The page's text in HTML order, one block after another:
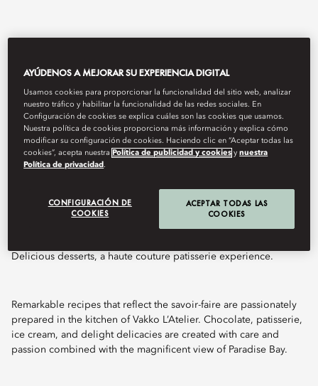
View All
VAKKO L'ATELIER
Delicious desserts, a haute couture patisserie experience.
Remarkable recipes that reflect the savoir-faire are passionately
prepared in the kitchen of Vakko L’Atelier. Chocolate, patisserie,
ice cream, and delight delicacies are created with care and
passion combined with the magnificent view of Paradise Bay.
AYÚDENOS A MEJORAR SU EXPERIENCIA DIGITAL
Usamos cookies para proporcionar la funcionalidad del sitio web, analizar
nuestro tráfico y habilitar la funcionalidad de las redes sociales. En
Configuración de cookies se explica cuáles son las cookies que usamos.
Nuestra política de cookies proporciona más información y explica cómo
modificar su configuración de cookies. Haciendo clic en “Aceptar todas las
cookies”, acepta nuestra Política de publicidad y cookies ynuestra
Política de privacidad .
CONFIGURACIÓN DE
COOKIES
ACEPTAR TODAS LAS
COOKIES